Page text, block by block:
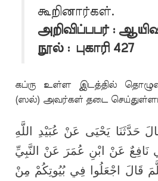
கூறினார்கள்.
அறிவிப்பபர் :
நூல் : புகாரி 427
கப்ரு உள்ள இடத்தில்
(ஸல்) அவர்கள் தடை
قَالَ حَدَّثَنَا يَحْيَى عَنْ عُبَيْدِ اللَّهِ
نَافِعٌ عَنْ ابْنِ عُمَرَ عَنْ النَّبِيِّ
قَالَ اجْعَلُوا فِي بُيُوتِكُمْ مِنْ